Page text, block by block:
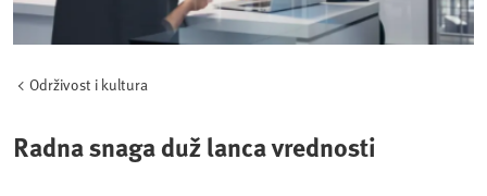
Održivost i kultura
Radna snaga duž lanca vrednosti